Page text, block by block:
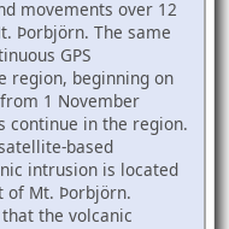
movements over 12
Þorbjörn. The same
GPS
region, beginning on
1 November
continue in the region.
based
intrusion is located
of Mt. Þorbjörn.
the volcanic